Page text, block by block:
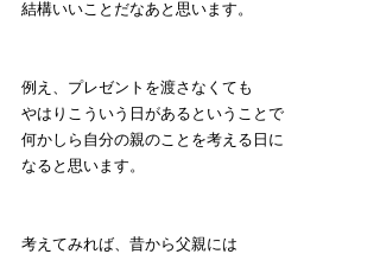
結構いいことだなあと思います。
例え、プレゼントを渡さなくても
やはりこういう日があるということで
何かしら自分の親のことを考える日に
なると思います。
考えてみれば、昔から父親には